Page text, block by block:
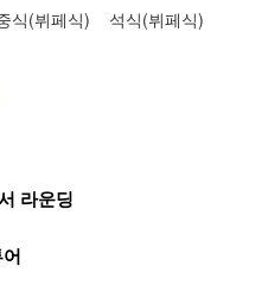
식(뷔페식) 석식(뷔페식)
라운딩